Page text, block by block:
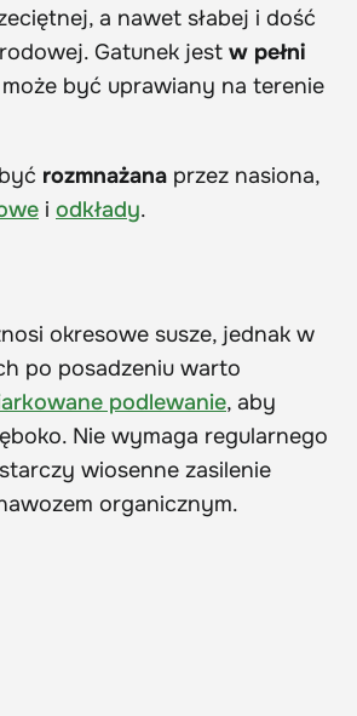
a nawet słabej i dość
Gatunek jest w pełni
być uprawiany na terenie
rozmnażana przez nasiona,
i odkłady.
okresowe susze, jednak w
po posadzeniu warto
podlewanie, aby
Nie wymaga regularnego
wiosenne zasilenie
organicznym.